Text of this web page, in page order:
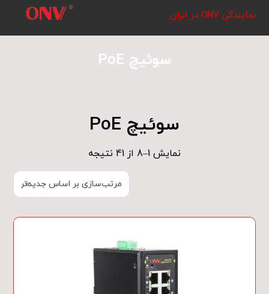
نمایندگی ONV در ایران
سوئیچ PoE
سوئیچ PoE
نمایش 1–8 از 41 نتیجه